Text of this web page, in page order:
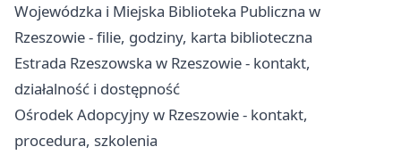
Wojewódzka i Miejska Biblioteka Publiczna w
Rzeszowie - filie, godziny, karta biblioteczna
Estrada Rzeszowska w Rzeszowie - kontakt,
działalność i dostępność
Ośrodek Adopcyjny w Rzeszowie - kontakt,
procedura, szkolenia